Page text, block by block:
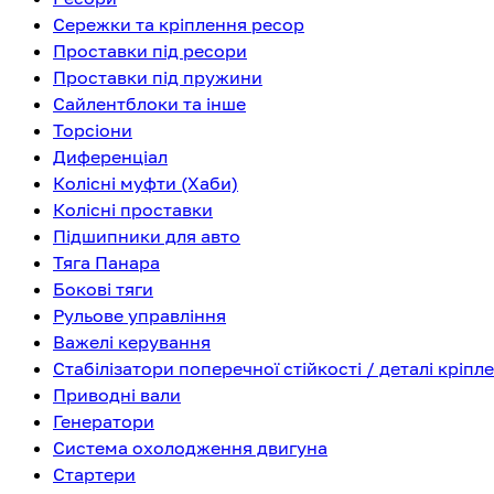
Сережки та кріплення ресор
Проставки під ресори
Проставки під пружини
Сайлентблоки та інше
Торсіони
Диференціал
Колісні муфти (Хаби)
Колісні проставки
Підшипники для авто
Тяга Панара
Бокові тяги
Рульове управління
Важелі керування
Стабілізатори поперечної стійкості / деталі
Приводні вали
Генератори
Система охолодження двигуна
Стартери